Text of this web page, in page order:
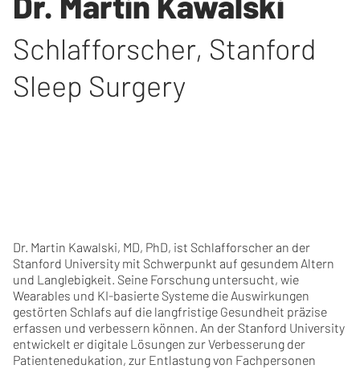
Schlafforscher, Stanford
Sleep Surgery
Dr. Martin Kawalski, MD, PhD, ist Schlafforscher an der
Stanford University mit Schwerpunkt auf gesundem Altern
und Langlebigkeit. Seine Forschung untersucht, wie
Wearables und KI-basierte Systeme die Auswirkungen
gestörten Schlafs auf die langfristige Gesundheit präzise
erfassen und verbessern können. An der Stanford University
entwickelt er digitale Lösungen zur Verbesserung der
Patientenedukation, zur Entlastung von Fachpersonen